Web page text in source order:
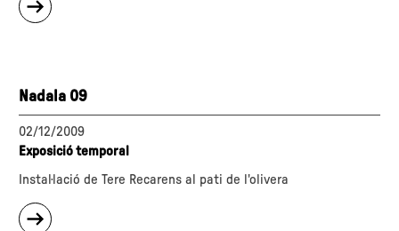
Nadala 09
02/12/2009
Exposició temporal
Instal·lació de Tere Recarens al pati de l'olivera